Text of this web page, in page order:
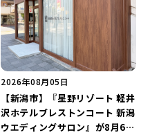
2026年08月05日
【新潟市】『星野リゾート 軽井
沢ホテルブレストンコート 新潟
ウエディングサロン』が8月6日